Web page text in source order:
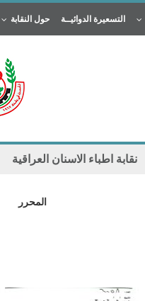
التسعيرة الدوائيــة حول النقابة
نقابة اطباء الاسنان العراقية
المحرر